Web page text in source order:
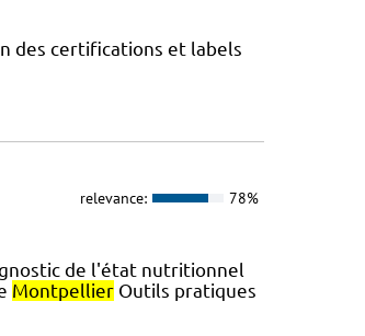
des certifications et labels
relevance: 78%
de l'état nutritionnel
MontpellierOutils pratiques